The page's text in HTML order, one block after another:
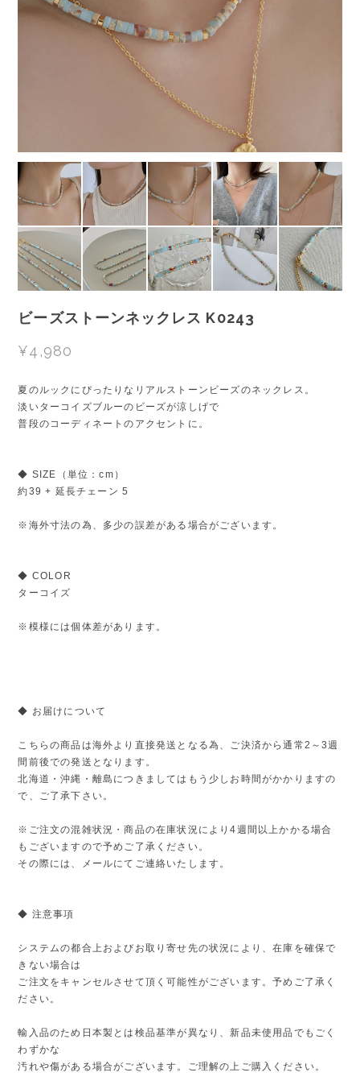
ビーズストーンネックレス K0243
¥4,980
夏のルックにぴったりなリアルストーンビーズのネックレス。
淡いターコイズブルーのビーズが涼しげで
普段のコーディネートのアクセントに。
◆ SIZE（単位：cm）
約39 + 延長チェーン 5
※海外寸法の為、多少の誤差がある場合がございます。
◆ COLOR
ターコイズ
※模様には個体差があります。
◆ お届けについて
こちらの商品は海外より直接発送となる為、ご決済から通常2～3週
間前後での発送となります。
北海道・沖縄・離島につきましてはもう少しお時間がかかりますの
で、ご了承下さい。
※ご注文の混雑状況・商品の在庫状況により4週間以上かかる場合
もございますので予めご了承ください。
その際には、メールにてご連絡いたします。
◆ 注意事項
システムの都合上およびお取り寄せ先の状況により、在庫を確保で
きない場合は
ご注文をキャンセルさせて頂く可能性がございます。予めご了承く
ださい。
輸入品のため日本製とは検品基準が異なり、新品未使用品でもごく
わずかな
汚れや傷がある場合がございます。ご理解の上ご購入ください。